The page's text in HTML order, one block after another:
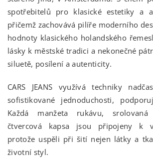
spotřebitelů pro klasické estetiky a
přičemž zachovává pilíře moderního
hodnoty klasického holandského
lásky k městské tradici a nekonečné
siluetě, posílení a autenticity.
CARS JEANS využívá techniky
sofistikované jednoduchosti,
Každá manžeta rukávu,
čtvercová kapsa jsou připojeny k
protože uspěli při šití nejen látky a
životní styl.